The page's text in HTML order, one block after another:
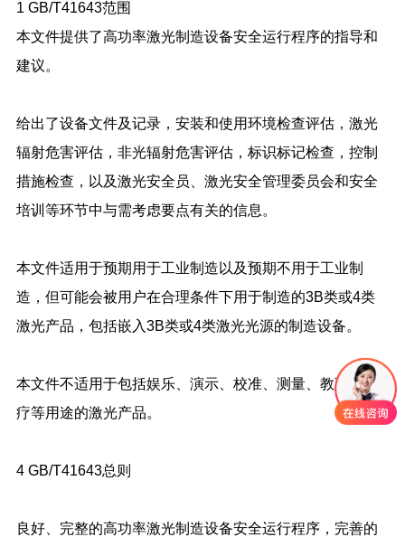
1 GB/T41643范围
本文件提供了高功率激光制造设备安全运行程序的指导和
建议。
给出了设备文件及记录，安装和使用环境检查评估，激光
辐射危害评估，非光辐射危害评估，标识标记检查，控制
措施检查，以及激光安全员、激光安全管理委员会和安全
培训等环节中与需考虑要点有关的信息。
本文件适用于预期用于工业制造以及预期不用于工业制
造，但可能会被用户在合理条件下用于制造的3B类或4类
激光产品，包括嵌入3B类或4类激光光源的制造设备。
本文件不适用于包括娱乐、演示、校准、测量、教育和医
疗等用途的激光产品。
4 GB/T41643总则
良好、完整的高功率激光制造设备安全运行程序，完善的